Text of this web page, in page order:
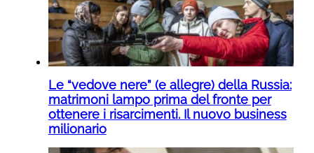
Le “vedove nere” (e allegre) della Russia:
matrimoni lampo prima del fronte per
ottenere i risarcimenti. Il nuovo business
milionario